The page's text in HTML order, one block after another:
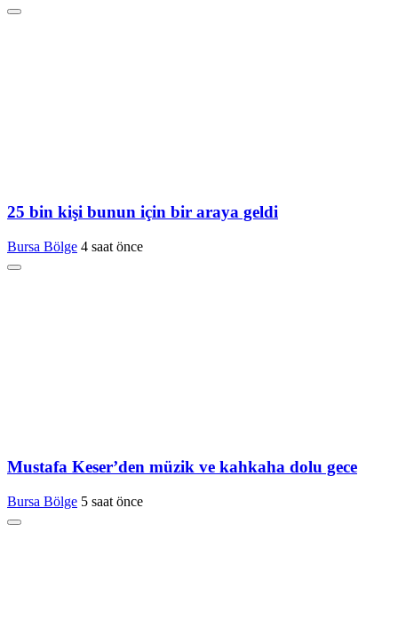
25 bin kişi bunun için bir araya geldi
Bursa Bölge 4 saat önce
Mustafa Keser’den müzik ve kahkaha dolu gece
Bursa Bölge 5 saat önce